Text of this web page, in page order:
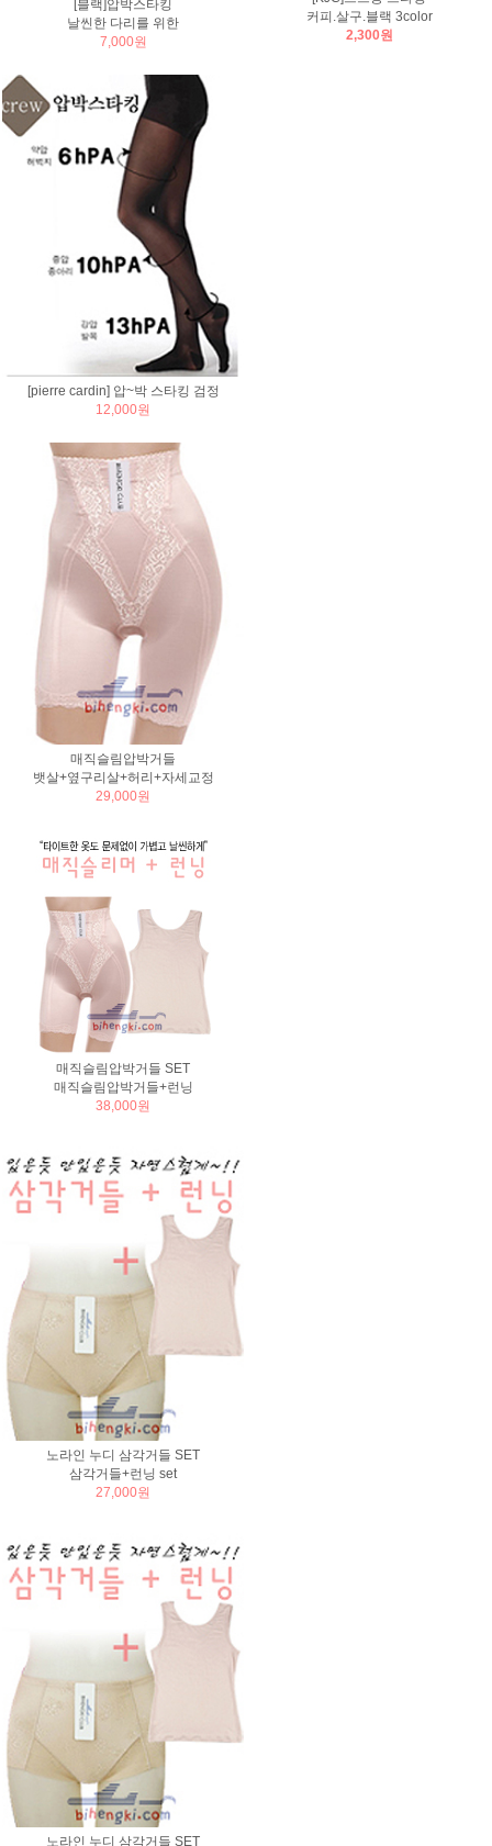
[블랙]압박스타킹
날씬한 다리를 위한
7,000원
커피.살구.블랙 3color
2,300원
[pierre cardin] 압~박 스타킹 검정
12,000원
매직슬림압박거들
뱃살+옆구리살+허리+자세교정
29,000원
매직슬림압박거들 SET
매직슬림압박거들+런닝
38,000원
노라인 누디 삼각거들 SET
삼각거들+런닝 set
27,000원
노라인 누디 삼각거들 SET